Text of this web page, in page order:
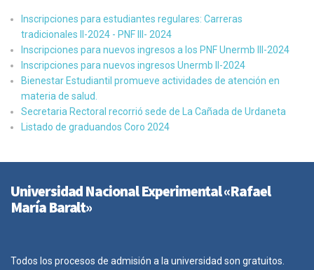
Inscripciones para estudiantes regulares: Carreras
tradicionales II-2024 - PNF III- 2024
Inscripciones para nuevos ingresos a los PNF Unermb III-2024
Inscripciones para nuevos ingresos Unermb II-2024
Bienestar Estudiantil promueve actividades de atención en
materia de salud.
Secretaria Rectoral recorrió sede de La Cañada de Urdaneta
Listado de graduandos Coro 2024
Universidad Nacional Experimental «Rafael
María Baralt»
Todos los procesos de admisión a la universidad son gratuitos.